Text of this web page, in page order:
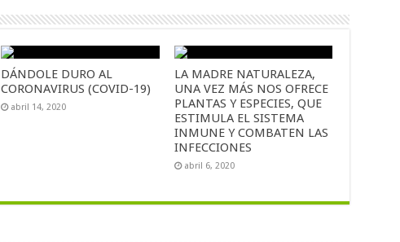
DÁNDOLE DURO AL
CORONAVIRUS (COVID-19)
abril 14, 2020
LA MADRE NATURALEZA,
UNA VEZ MÁS NOS OFRECE
PLANTAS Y ESPECIES, QUE
ESTIMULA EL SISTEMA
INMUNE Y COMBATEN LAS
INFECCIONES
abril 6, 2020